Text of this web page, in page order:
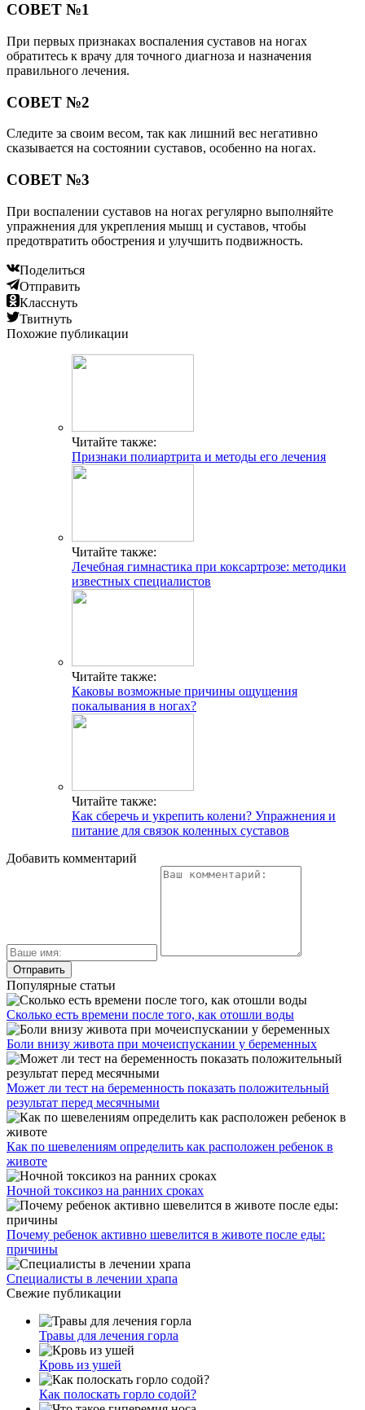
СОВЕТ №1
При первых признаках воспаления суставов на ногах
обратитесь к врачу для точного диагноза и назначения
правильного лечения.
СОВЕТ №2
Следите за своим весом, так как лишний вес негативно
сказывается на состоянии суставов, особенно на ногах.
СОВЕТ №3
При воспалении суставов на ногах регулярно выполняйте
упражнения для укрепления мышц и суставов, чтобы
предотвратить обострения и улучшить подвижность.
Поделиться
Отправить
Класснуть
Твитнуть
Похожие публикации
Читайте также:
Признаки полиартрита и методы его лечения
Читайте также:
Лечебная гимнастика при коксартрозе: методики
известных специалистов
Читайте также:
Каковы возможные причины ощущения
покалывания в ногах?
Читайте также:
Как сберечь и укрепить колени? Упражнения и
питание для связок коленных суставов
Добавить комментарий
Популярные статьи
Сколько есть времени после того, как отошли воды
Боли внизу живота при мочеиспускании у беременных
Может ли тест на беременность показать положительный
результат перед месячными
Как по шевелениям определить как расположен ребенок в
животе
Ночной токсикоз на ранних сроках
Почему ребенок активно шевелится в животе после еды:
причины
Специалисты в лечении храпа
Свежие публикации
Травы для лечения горла
Кровь из ушей
Как полоскать горло содой?